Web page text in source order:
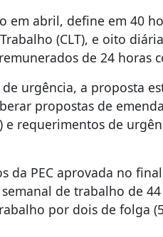
em abril, define em 40
(CLT), e oito
de 24 horas
urgência, a proposta
propostas de
e requerimentos de
da PEC aprovada no
de trabalho de
por dois de folga